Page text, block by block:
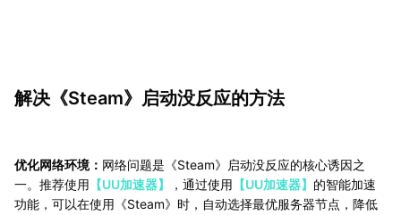
解决《Steam》启动没反应的方法
优化网络环境： 网络问题是《Steam》启动没反应的核心诱因之
一。推荐使用 【UU加速器】 ，通过使用 【UU加速器】 的智能加速
功能，可以在使用《Steam》时，自动选择最优服务器节点，降低